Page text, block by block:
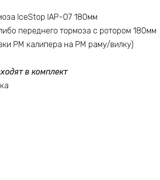
IceStop IAP-07 180мм
переднего тормоза с ротором 180мм
PM калипера на PM раму/вилку)
в комплект